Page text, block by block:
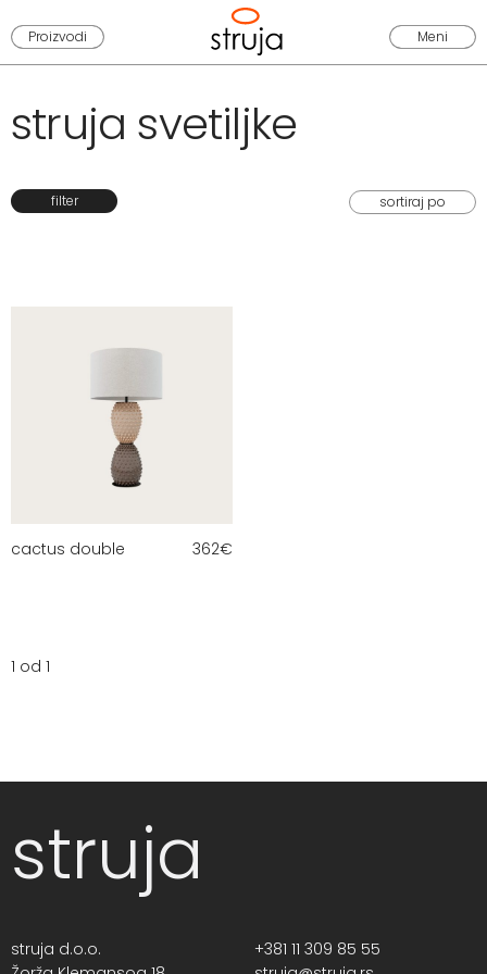
Proizvodi Meni
struja svetiljke
filter
cactus double 362€
1 od 1
struja
struja d.o.o.
+381 11 309 85 55